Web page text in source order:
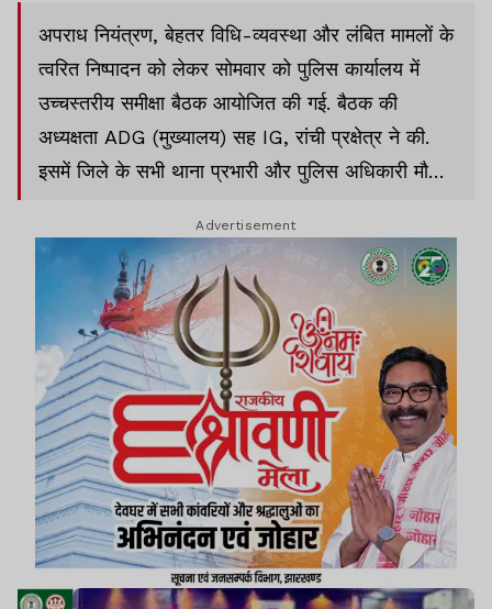
अपराध नियंत्रण, बेहतर विधि-व्यवस्था और लंबित मामलों के
त्वरित निष्पादन को लेकर सोमवार को पुलिस कार्यालय में
उच्चस्तरीय समीक्षा बैठक आयोजित की गई. बैठक की
अध्यक्षता ADG (मुख्यालय) सह IG, रांची प्रक्षेत्र ने की.
इसमें जिले के सभी थाना प्रभारी और पुलिस अधिकारी मौजूद
Advertisement